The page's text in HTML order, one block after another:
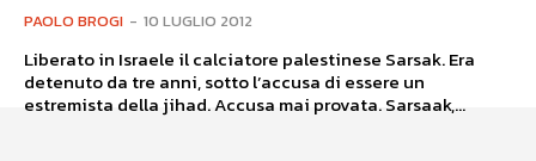
PAOLO BROGI - 10 LUGLIO 2012
Liberato in Israele il calciatore palestinese Sarsak. Era
detenuto da tre anni, sotto l’accusa di essere un
estremista della jihad. Accusa mai provata. Sarsaak,...